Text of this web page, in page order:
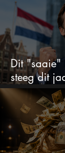
Dit "saaie"
steeg dit
volgens